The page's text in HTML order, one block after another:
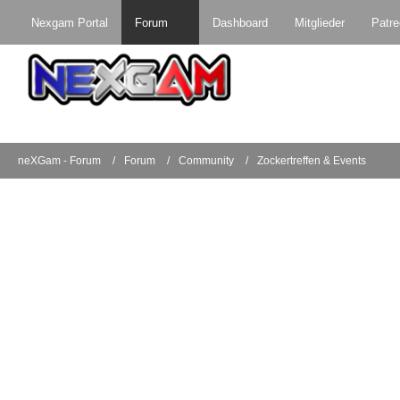
Nexgam Portal Forum Dashboard Mitglieder
neXGam - Forum Forum Community Zockertreffen & Events